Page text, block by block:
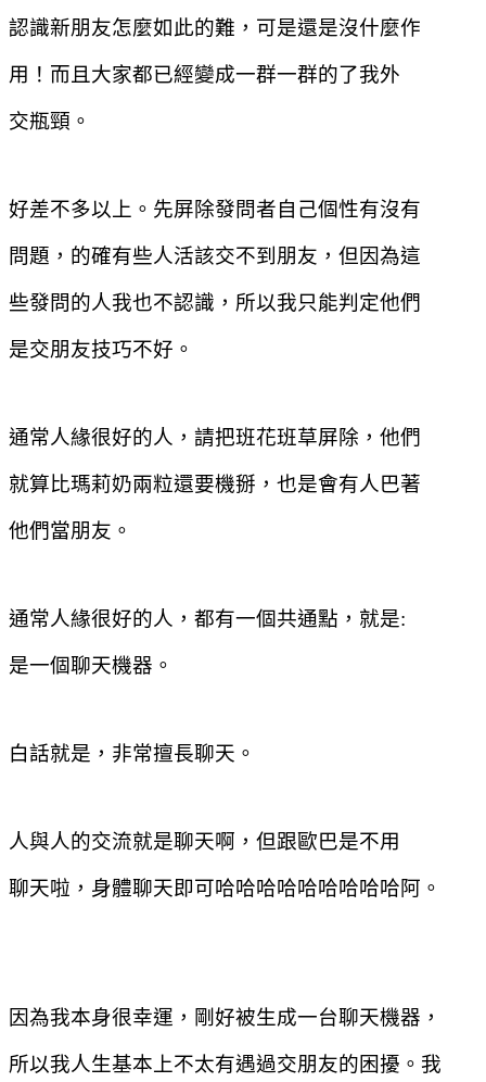
認識新朋友怎麼如此的難，可是還是沒什麼作
用！而且大家都已經變成一群一群的了我外
交瓶頸。
好差不多以上。先屏除發問者自己個性有沒有
問題，的確有些人活該交不到朋友，但因為這
些發問的人我也不認識，所以我只能判定他們
是交朋友技巧不好。
通常人緣很好的人，請把班花班草屏除，他們
就算比瑪莉奶兩粒還要機掰，也是會有人巴著
他們當朋友。
通常人緣很好的人，都有一個共通點，就是:
是一個聊天機器。
白話就是，非常擅長聊天。
人與人的交流就是聊天啊，但跟歐巴是不用
聊天啦，身體聊天即可哈哈哈哈哈哈哈哈哈阿。
因為我本身很幸運，剛好被生成一台聊天機器，
所以我人生基本上不太有遇過交朋友的困擾。我